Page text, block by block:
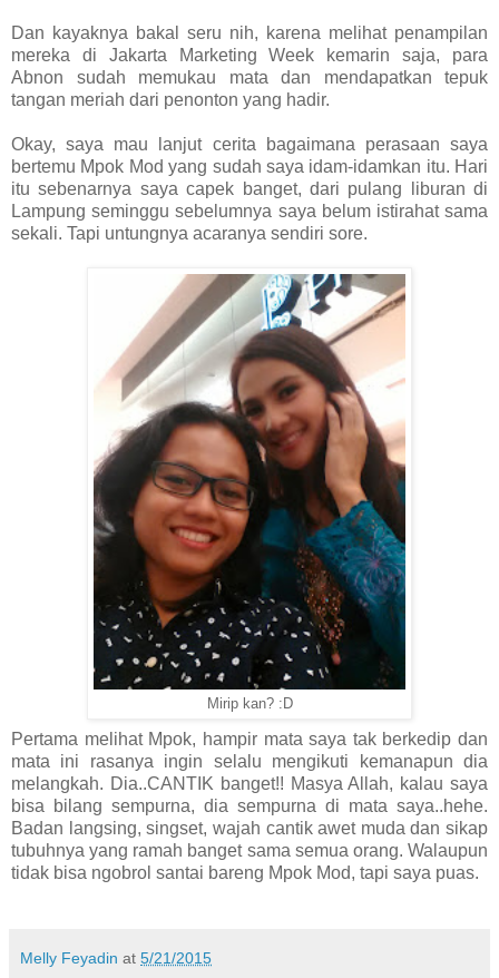
Dan kayaknya bakal seru nih, karena melihat penampilan
mereka di Jakarta Marketing Week kemarin saja, para
Abnon sudah memukau mata dan mendapatkan tepuk
tangan meriah dari penonton yang hadir.
Okay, saya mau lanjut cerita bagaimana perasaan saya
bertemu Mpok Mod yang sudah saya idam-idamkan itu. Hari
itu sebenarnya saya capek banget, dari pulang liburan di
Lampung seminggu sebelumnya saya belum istirahat sama
sekali. Tapi untungnya acaranya sendiri sore.
Mirip kan? :D
Pertama melihat Mpok, hampir mata saya tak berkedip dan
mata ini rasanya ingin selalu mengikuti kemanapun dia
melangkah. Dia..CANTIK banget!! Masya Allah, kalau saya
bisa bilang sempurna, dia sempurna di mata saya..hehe.
Badan langsing, singset, wajah cantik awet muda dan sikap
tubuhnya yang ramah banget sama semua orang. Walaupun
tidak bisa ngobrol santai bareng Mpok Mod, tapi saya puas.
Melly Feyadin at 5/21/2015